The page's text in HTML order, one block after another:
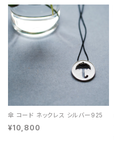
傘 コード ネックレス シルバー925
¥10,800